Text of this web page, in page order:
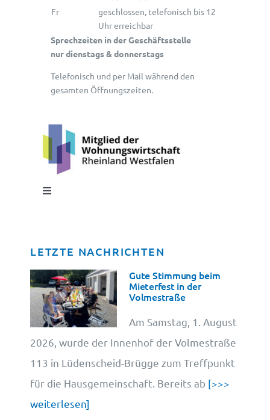
Fr
geschlossen, telefonisch bis 12
Uhr erreichbar
Sprechzeiten in der Geschäftsstelle
nur dienstags & donnerstags
Telefonisch und per Mail während den
gesamten Öffnungszeiten.
Toggle
Cookie-Information
LETZTE NACHRICHTEN
Gute Stimmung beim
Mieterfest in der
Volmestraße
Am Samstag, 1. August
2026, wurde der Innenhof der Volmestraße
113 in Lüdenscheid-Brügge zum Treffpunkt
für die Hausgemeinschaft. Bereits ab [>>>
weiterlesen]